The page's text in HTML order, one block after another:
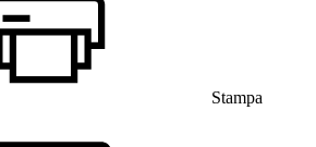
Stampa